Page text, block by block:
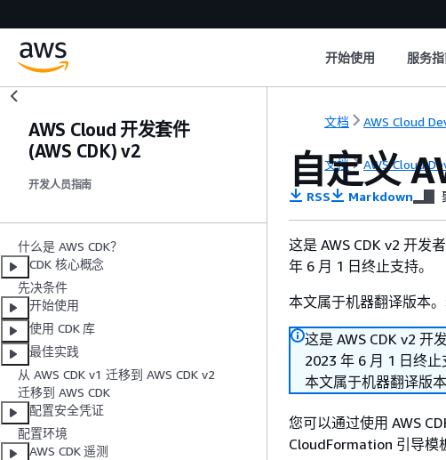
开始使用 服务
AWS Cloud 开发套件
(AWS CDK) v2
开发人员指南
什么是 AWS CDK？
CDK 核心概念
先决条件
开始使用
使用 CDK 库
最佳实践
从 AWS CDK v1 迁移到 AWS CDK v2
迁移到 AWS CDK
配置安全凭证
配置环境
AWS CDK 遥测
文档 AWS Cloud
文档 AWS Cloud
自定义
RSS Markdown
这是 AWS CDK v2 开发
年 6 月 1 日终止支持。
本文属于机器翻译版本
这是 AWS CDK v2 开
2023 年 6 月 1 日终止
本文属于机器翻译版
您可以通过使用 AWS
CloudFormation 引导模